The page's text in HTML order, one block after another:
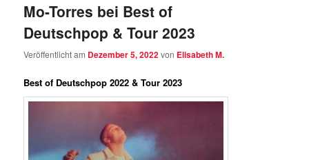
Mo-Torres bei Best of
Deutschpop & Tour 2023
Veröffentlicht am Dezember 5, 2022von Elisabeth M.
Best of Deutschpop 2022 & Tour 2023